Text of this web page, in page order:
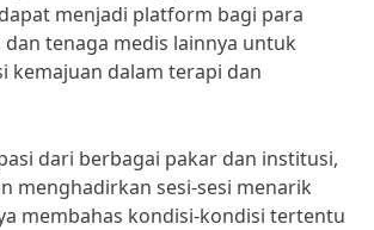
menjadi platform bagi para
tenaga medis lainnya untuk
kemajuan dalam terapi dan
dari berbagai pakar dan institusi,
menghadirkan sesi-sesi menarik
membahas kondisi-kondisi tertentu